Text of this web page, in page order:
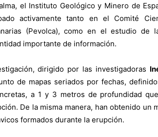
el Instituto Geológico y Minero de
activamente tanto en el Comité
(Pevolca), como en el estudio de
importante de información.
dirigido por las investigadoras
de mapas seriados por fechas,
a 1 y 3 metros de profundidad
De la misma manera, han obtenido un
formados durante la erupción.